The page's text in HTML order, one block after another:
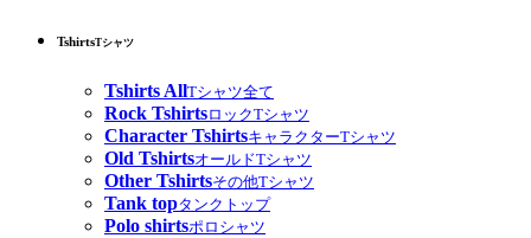
TshirtsTシャツ
Tshirts AllTシャツ全て
Rock TshirtsロックTシャツ
Character TshirtsキャラクターTシャツ
Old TshirtsオールドTシャツ
Other Tshirtsその他Tシャツ
Tank topタンクトップ
Polo shirtsポロシャツ